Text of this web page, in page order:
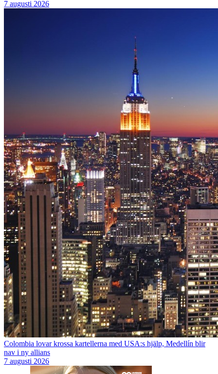
7 augusti 2026
Colombia lovar krossa kartellerna med USA:s hjälp, Medellín blir
nav i ny allians
7 augusti 2026